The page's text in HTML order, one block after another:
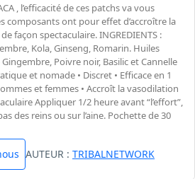
, l’efficacité de ces patchs va vous
composants ont pour effet d’accroître la
façon spectaculaire. INGREDIENTS :
Kola, Ginseng, Romarin. Huiles
Poivre noir, Basilic et Cannelle
et nomade • Discret • Efficace en 1
et femmes • Accroît la vasodilation
Appliquer 1/2 heure avant “l’effort”,
des reins ou sur l’aine. Pochette de 30
AUTEUR : TRIBALNETWORK